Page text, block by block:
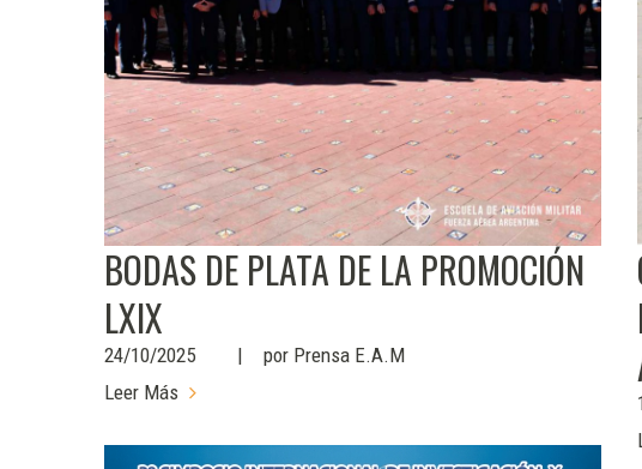
BODAS DE PLATA DE LA PROMOCIÓN
LXIX
24/10/2025 por Prensa E.A.M
Leer Más